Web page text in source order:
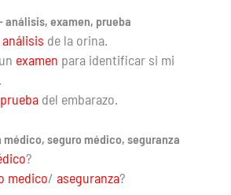
análisis, examen, prueba
análisis de la orina.
examen para identificar si mi
prueba del embarazo.
médico, seguro médico, seguranza
?
medico/ aseguranza?